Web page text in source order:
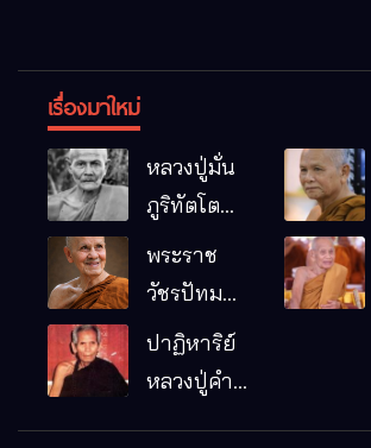
เรื่องมาใหม่
หลวงปู่มั่น
ภูริทัตโต
พระอริยเจ้า
ผู้เป็นบิดา
รมฐาน
พระราช
วัชรปัทม
คุณ (หลวง
ปู่บัวเกตุ
ปาฏิหาริย์
หลวงปู่คำ